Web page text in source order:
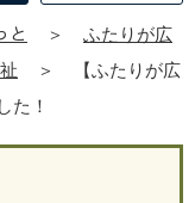
と ＞
ふたりが広
＞
【ふたりが広
た！